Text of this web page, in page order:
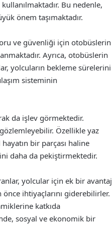
Bu nedenle,
önem taşımaktadır.
ve güvenliği için otobüslerin
Ayrıca, otobüslerin
yolcuların bekleme sürelerini
sisteminin
da işlev görmektedir.
Özellikle yaz
bir parçası haline
daha da pekiştirmektedir.
yolcular için ek bir avantaj
ihtiyaçlarını giderebilirler.
katkıda
sosyal ve ekonomik bir